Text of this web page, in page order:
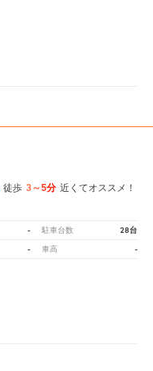
徒歩 3～5分 近くてオススメ！
- 駐車台数 28台
- 車高 -